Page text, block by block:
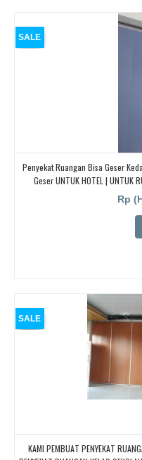
SALE
Penyekat Ruangan Bisa Geser
Geser UNTUK HOTEL | UNTUK
BANDUNG,Rp
SALE
KAMI PEMBUAT PENYEKAT